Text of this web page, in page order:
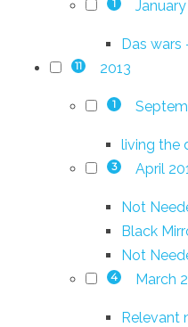
1
Das wars
11 2013
1
living the
3 April
Not
Black
Not
4 March
Relevant